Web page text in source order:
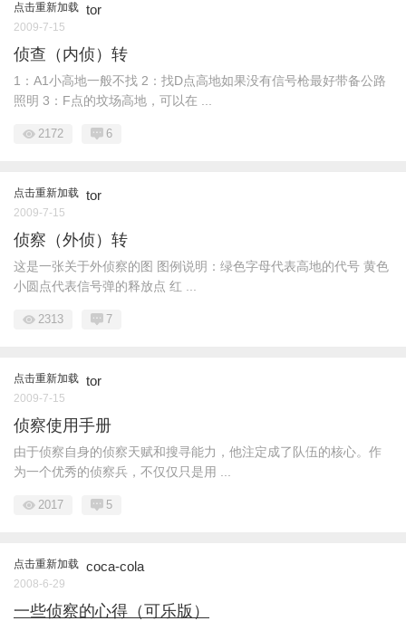
点击重新加载 tor
2009-7-15
侦查（内侦）转
1：A1小高地一般不找 2：找D点高地如果没有信号枪最好带备公路
照明 3：F点的坟场高地，可以在 ...
2172 6
点击重新加载 tor
2009-7-15
侦察（外侦）转
这是一张关于外侦察的图 图例说明：绿色字母代表高地的代号 黄色
小圆点代表信号弹的释放点 红 ...
2313 7
点击重新加载 tor
2009-7-15
侦察使用手册
由于侦察自身的侦察天赋和搜寻能力，他注定成了队伍的核心。作
为一个优秀的侦察兵，不仅仅只是用 ...
2017 5
点击重新加载 coca-cola
2008-6-29
一些侦察的心得（可乐版）